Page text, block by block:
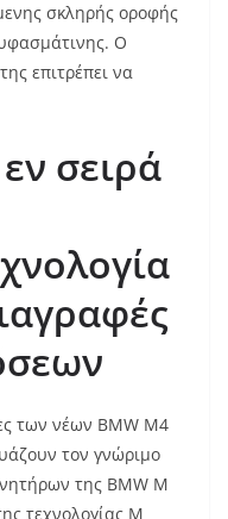
σκληρής οροφής
Ο
επιτρέπει να
σειρά
των νέων BMW M4
τον γνώριμο
της BMW M
τεχνολογίας M